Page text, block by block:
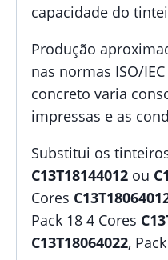
capacidade do
Produção
nas normas ISO/
concreto varia
impressas e as
Substitui os
C13T18144012 ou
Cores
Pack 18 4 Cores
C13T18064022,